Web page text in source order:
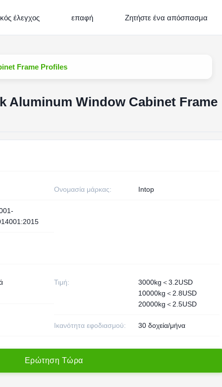
έλεγχος επαφή Ζητήστε ένα απόσπασμα
Frame Profiles
Aluminum Window Cabinet Frame
Ονομασία μάρκας: Intop
Τιμή:
3000kg＜3.2USD
10000kg＜2.8USD
20000kg＜2.5USD
Ικανότητα εφοδιασμού: 30 δοχεία/μήνα
Ερώτηση Τώρα